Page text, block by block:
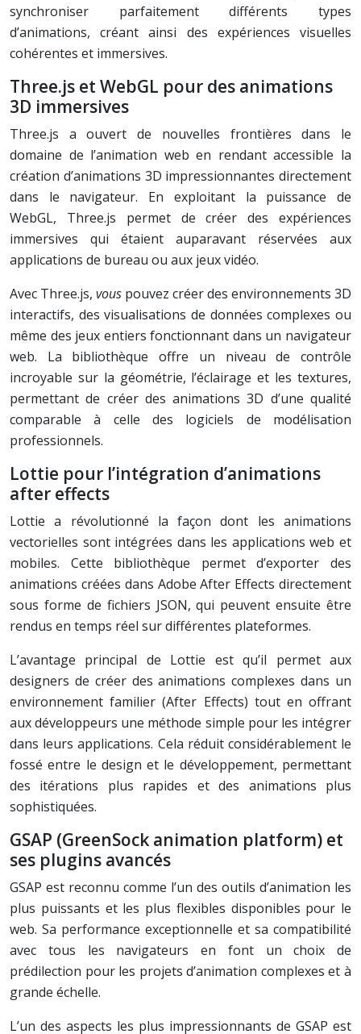
synchroniser parfaitement différents types
d’animations, créant ainsi des expériences visuelles
cohérentes et immersives.
Three.js et WebGL pour des animations
3D immersives
Three.js a ouvert de nouvelles frontières dans le
domaine de l’animation web en rendant accessible la
création d’animations 3D impressionnantes directement
dans le navigateur. En exploitant la puissance de
WebGL, Three.js permet de créer des expériences
immersives qui étaient auparavant réservées aux
applications de bureau ou aux jeux vidéo.
Avec Three.js, vous pouvez créer des environnements 3D
interactifs, des visualisations de données complexes ou
même des jeux entiers fonctionnant dans un navigateur
web. La bibliothèque offre un niveau de contrôle
incroyable sur la géométrie, l’éclairage et les textures,
permettant de créer des animations 3D d’une qualité
comparable à celle des logiciels de modélisation
professionnels.
Lottie pour l’intégration d’animations
after effects
Lottie a révolutionné la façon dont les animations
vectorielles sont intégrées dans les applications web et
mobiles. Cette bibliothèque permet d’exporter des
animations créées dans Adobe After Effects directement
sous forme de fichiers JSON, qui peuvent ensuite être
rendus en temps réel sur différentes plateformes.
L’avantage principal de Lottie est qu’il permet aux
designers de créer des animations complexes dans un
environnement familier (After Effects) tout en offrant
aux développeurs une méthode simple pour les intégrer
dans leurs applications. Cela réduit considérablement le
fossé entre le design et le développement, permettant
des itérations plus rapides et des animations plus
sophistiquées.
GSAP (GreenSock animation platform) et
ses plugins avancés
GSAP est reconnu comme l’un des outils d’animation les
plus puissants et les plus flexibles disponibles pour le
web. Sa performance exceptionnelle et sa compatibilité
avec tous les navigateurs en font un choix de
prédilection pour les projets d’animation complexes et à
grande échelle.
L’un des aspects les plus impressionnants de GSAP est